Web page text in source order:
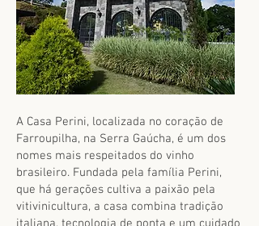
A Casa Perini, localizada no coração de
Farroupilha, na Serra Gaúcha, é um dos
nomes mais respeitados do vinho
brasileiro. Fundada pela família Perini,
que há gerações cultiva a paixão pela
vitivinicultura, a casa combina tradição